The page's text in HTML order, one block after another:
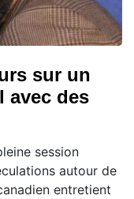
sur un
avec des
session
autour de
entretient